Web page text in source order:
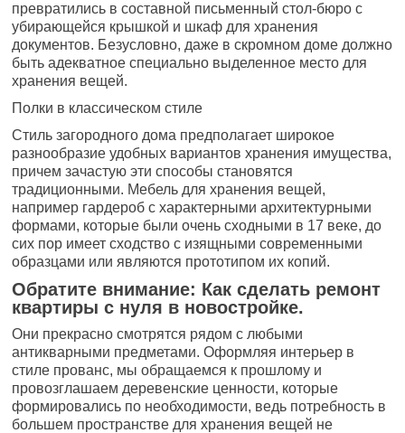
превратились в составной письменный стол-бюро с
убирающейся крышкой и шкаф для хранения
документов. Безусловно, даже в скромном доме должно
быть адекватное специально выделенное место для
хранения вещей.
Полки в классическом стиле
Стиль загородного дома предполагает широкое
разнообразие удобных вариантов хранения имущества,
причем зачастую эти способы становятся
традиционными. Мебель для хранения вещей,
например гардероб с характерными архитектурными
формами, которые были очень сходными в 17 веке, до
сих пор имеет сходство с изящными современными
образцами или являются прототипом их копий.
Обратите внимание: Как сделать ремонт
квартиры с нуля в новостройке.
Они прекрасно смотрятся рядом с любыми
антикварными предметами. Оформляя интерьер в
стиле прованс, мы обращаемся к прошлому и
провозглашаем деревенские ценности, которые
формировались по необходимости, ведь потребность в
большем пространстве для хранения вещей не